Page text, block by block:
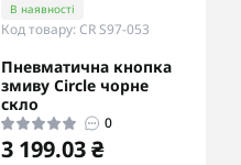
В наявності
Код товару: CR S97-053
Пневматична кнопка
змиву Circle чорне
скло
0
3 199.03 ₴